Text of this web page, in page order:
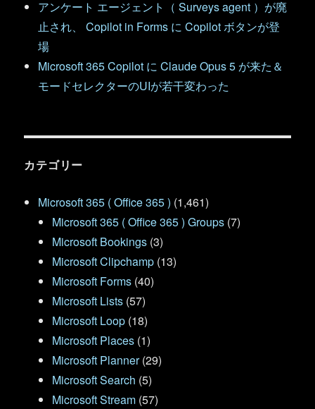
アンケート エージェント（ Surveys agent ）が廃
止され、 Copilot in Forms に Copilot ボタンが登
場
Microsoft 365 Copilot に Claude Opus 5 が来た＆
モードセレクターのUIが若干変わった
カテゴリー
Microsoft 365 ( Office 365 ) (1,461)
Microsoft 365 ( Office 365 ) Groups (7)
Microsoft Bookings (3)
Microsoft Clipchamp (13)
Microsoft Forms (40)
Microsoft Lists (57)
Microsoft Loop (18)
Microsoft Places (1)
Microsoft Planner(29)
Microsoft Search (5)
Microsoft Stream (57)